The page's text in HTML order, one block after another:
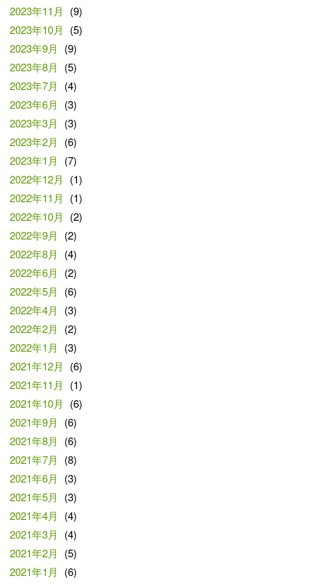
2023年11月
(9)
2023年10月
(5)
2023年9月
(9)
2023年8月
(5)
2023年7月
(4)
2023年6月
(3)
2023年3月
(3)
2023年2月
(6)
2023年1月
(7)
2022年12月
(1)
2022年11月
(1)
2022年10月
(2)
2022年9月
(2)
2022年8月
(4)
2022年6月
(2)
2022年5月
(6)
2022年4月
(3)
2022年2月
(2)
2022年1月
(3)
2021年12月
(6)
2021年11月
(1)
2021年10月
(6)
2021年9月
(6)
2021年8月
(6)
2021年7月
(8)
2021年6月
(3)
2021年5月
(3)
2021年4月
(4)
2021年3月
(4)
2021年2月
(5)
2021年1月
(6)